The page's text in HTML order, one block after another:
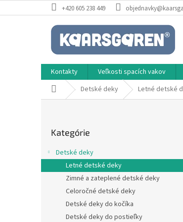
na
+420 605 238 449
Kontakty Veľkosti spacích vakov
DomovDetské deky Letné detské
p
a
kategórie
Kategórie
Detské deky
Letné detské deky
Zimné a zateplené detské deky
Celoročné detské deky
Detské deky do kočíka
Detské deky do postieľky